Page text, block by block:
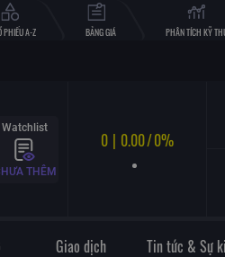
PHIẾU A-Z BẢNG GIÁ PHÂN TÍCH KỸ
Watchlist
THÊM
0 | 0.00/0%
Giao dịch Tin tức & Sự